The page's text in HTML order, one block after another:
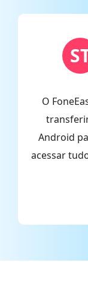
O
Android
acessar